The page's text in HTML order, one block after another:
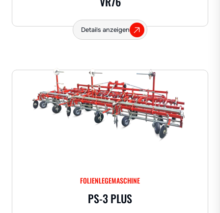
Details anzeigen
FOLIENLEGEMASCHINE
PS-3 PLUS